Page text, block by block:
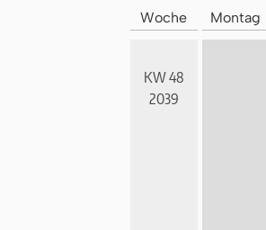
Woche Montag
KW 48
2039